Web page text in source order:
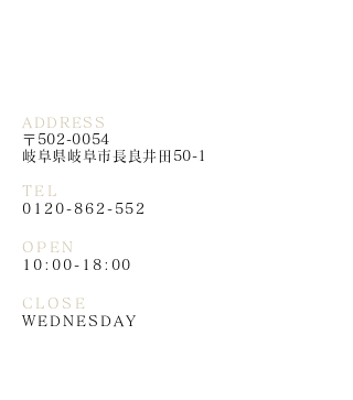
ADDRESS
〒502-0054
岐阜県岐阜市長良井田50-1
TEL
0120-862-552
OPEN
10:00-18:00
CLOSE
WEDNESDAY